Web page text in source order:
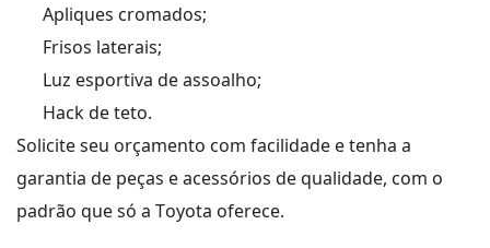
Apliques cromados;
Frisos laterais;
Luz esportiva de assoalho;
Hack de teto.
Solicite seu orçamento com facilidade e tenha a
garantia de peças e acessórios de qualidade, com o
padrão que só a Toyota oferece.